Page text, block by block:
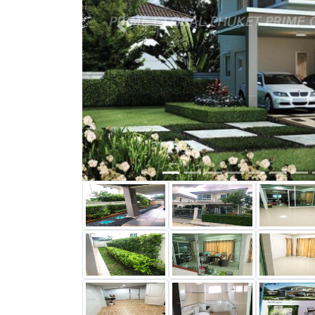
Previous